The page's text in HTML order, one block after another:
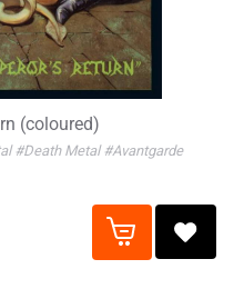
(coloured)
#Death Metal #Avantgarde